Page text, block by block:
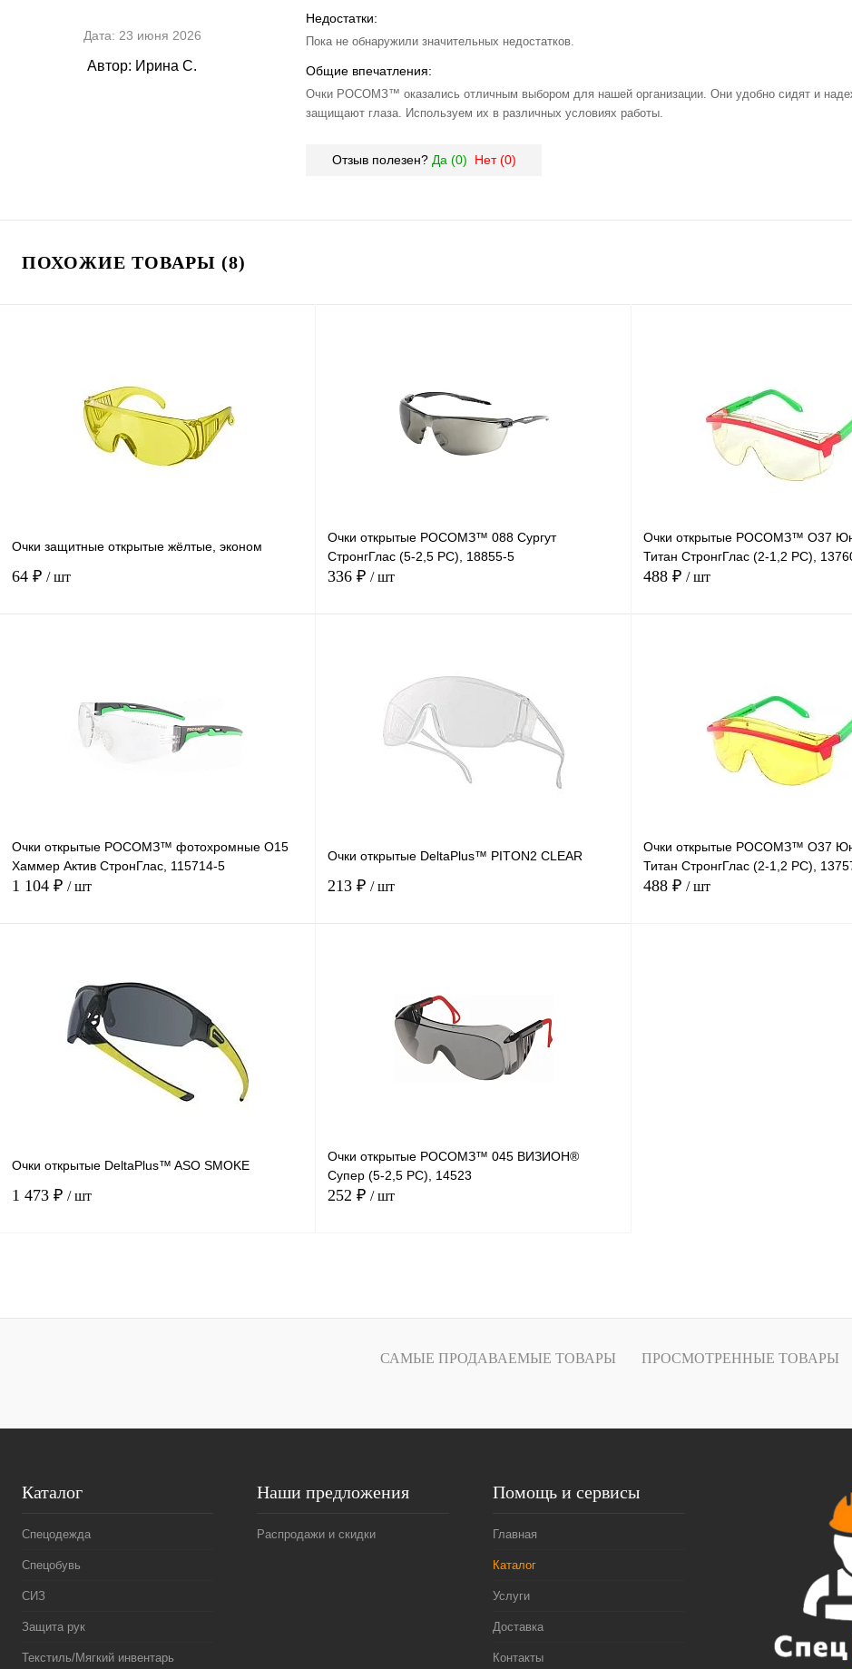
Дата: 23 июня 2026
Автор: Ирина С.
Недостатки:
Пока не обнаружили значительных недостатков.
Общие впечатления:
Очки РОСОМЗ™ оказались отличным выбором для нашей организации. Они удобно сидят и
защищают глаза. Используем их в различных условиях работы.
Отзыв полезен? Да (0) Нет (0)
ПОХОЖИЕ ТОВАРЫ (8)
Очки защитные открытые жёлтые, эконом
64 ₽ / шт
В избранное
Очки открытые РОСОМЗ™ 088 Сургут
СтронгГлас (5-2,5 PС), 18855-5
336 ₽ / шт
В избранное Под заказ
Очки открытые РОСОМЗ™ О37
Титан СтронгГлас (2-1,2 PC),
488 ₽ / шт
Купить в
В избранное
Очки открытые РОСОМЗ™ фотохромные О15
Хаммер Актив СтронГлас, 115714-5
1 104 ₽ / шт
В избранное
Очки открытые DeltaPlus™ PITON2 CLEAR
213 ₽ / шт
Купить в
В избранное
наличии
Очки открытые РОСОМЗ™ О37
Титан СтронгГлас (2-1,2 PC),
488 ₽ / шт
Очки открытые DeltaPlus™ ASO SMOKE
1 473 ₽ / шт
Купить в
Сравнение
Очки открытые РОСОМЗ™ 045 ВИЗИОН®
Супер (5-2,5 PС), 14523
252 ₽ / шт
Купить в
Сравнение
В избранное Под заказ
САМЫЕ ПРОДАВАЕМЫЕ ТОВАРЫ ПРОСМОТРЕННЫЕ ТОВАРЫ
Каталог
Спецодежда
Спецобувь
СИЗ
Защита рук
Текстиль/Мягкий инвентарь
Наши предложения
Распродажи и скидки
Помощь и сервисы
Главная
Каталог
Услуги
Доставка
Контакты